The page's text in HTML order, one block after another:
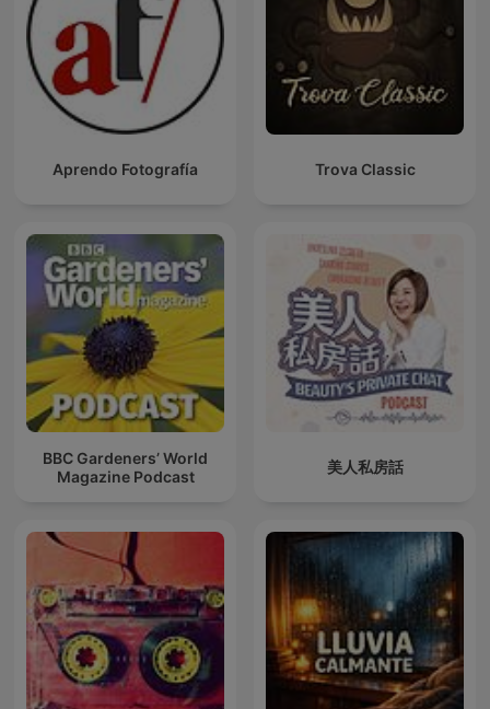
Aprendo Fotografía Trova Classic
BBC Gardeners’ World
Magazine Podcast
美人私房話